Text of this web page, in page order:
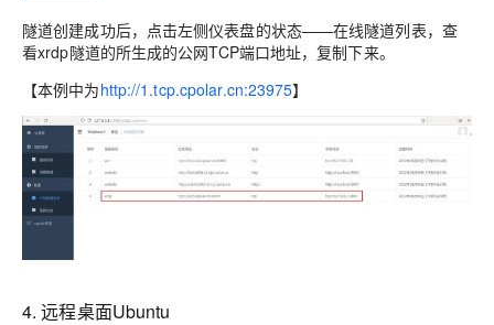
隧道创建成功后，点击左侧仪表盘的状态——在线隧道列表，查
看xrdp隧道的所生成的公网TCP端口地址，复制下来。
【本例中为http://1.tcp.cpolar.cn:23975】
4. 远程桌面Ubuntu